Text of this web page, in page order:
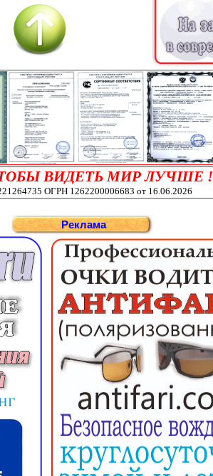
ВИДЕТЬ МИР ЛУЧШЕ !
ОГРН 1262200006683 от 16.06.2026
Реклама